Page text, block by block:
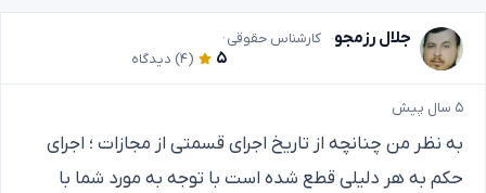
جلال رزمجو کارشناس حقوقی
۵ (۴) دیدگاه
۵ سال پیش
به نظر من چنانچه از تاریخ اجرای قسمتی از مجازات ؛ اجرای
حکم به هر دلیلی قطع شده است با توجه به مورد شما با